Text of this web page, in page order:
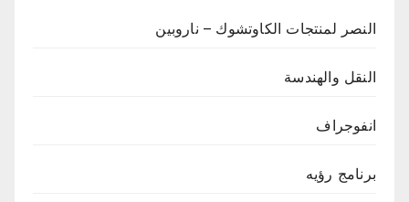
النصر لمنتجات الكاوتشوك – ناروبين
النقل والهندسة
انفوجراف
برنامج رؤيه